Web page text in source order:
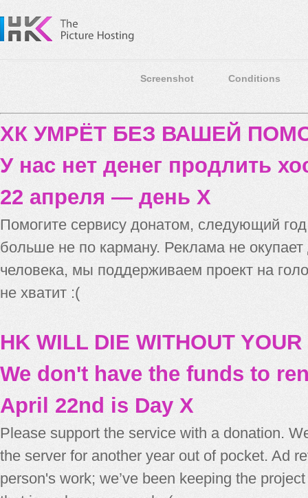
Screenshot Conditions
ХК УМРЁТ БЕЗ ВАШЕЙ
У нас нет денег продлить
22 апреля — день X
Помогите сервису донатом, следующий
больше не по карману. Реклама не
человека, мы поддерживаем проект на
не хватит :(
HK WILL DIE WITHOUT
We don't have the funds to
April 22nd is Day X
Please support the service with a donation.
the server for another year out of pocket. Ad
person's work; we’ve been keeping the